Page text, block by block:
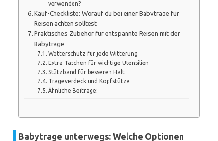
verwenden?
Kauf-Checkliste: Worauf du bei einer Babytrage für
Reisen achten solltest
Praktisches Zubehör für entspannte Reisen mit der
Babytrage
Wetterschutz für jede Witterung
Extra Taschen für wichtige Utensilien
Stützband für besseren Halt
Trageverdeck und Kopfstütze
Ähnliche Beiträge:
Babytrage unterwegs: Welche Optionen